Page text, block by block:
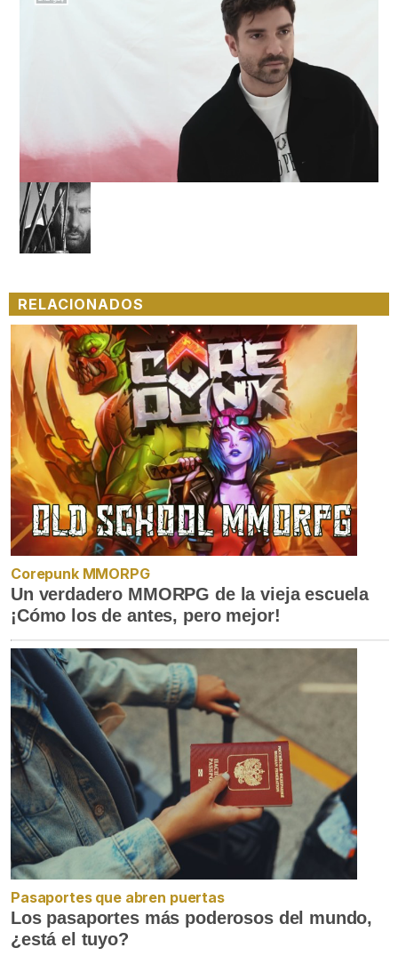
100.00%
RELACIONADOS
Corepunk MMORPG
Un verdadero MMORPG de la vieja escuela
¡Cómo los de antes, pero mejor!
Pasaportes que abren puertas
Los pasaportes más poderosos del mundo,
¿está el tuyo?